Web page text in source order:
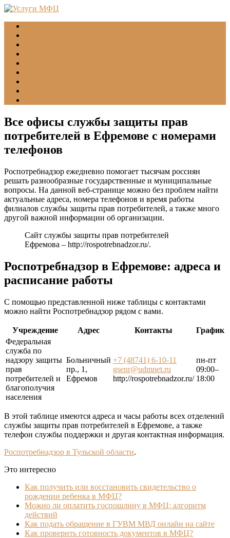
Все офисы службы защиты прав
потребителей в Ефремове с номерами
телефонов
Роспотребнадзор ежедневно помогает тысячам россиян
решать разнообразные государственные и муниципальные
вопросы. На данной веб-странице можно без проблем найти
актуальные адреса, номера телефонов и время работы
филиалов службы защиты прав потребителей, а также много
другой важной информации об организации.
Сайт службы защиты прав потребителей
Ефремова – http://rospotrebnadzor.ru/.
Роспотребнадзор в Ефремове: адреса и
расписание работы
С помощью представленной ниже таблицы с контактами
можно найти Роспотребнадзор рядом с вами.
Учреждение Адрес Контакты
График
Федеральная
служба по
надзору защиты
прав
потребителей и
благополучия
населения
Больничный
пр., 1,
Ефремов
+7 (48741) 6-10-11
gsenr@udmnet.ru
http://rospotrebnadzor.ru/
пн-пт
09:00–
18:00
В этой таблице имеются адреса и часы работы всех отделений
службы защиты прав потребителей в Ефремове, а также
телефон службы поддержки и другая контактная информация.
Роспотребнадзор в Тульской области.
Это интересно
Как получить или восстановить свидетельство о
рождении ребенка в МФЦ?
Можно ли оплатить госпошлину в МФЦ: алгоритм
действий
Как подать обращение в ГУВМ МВД онлайн на сайте
Как проверить готовность документов в МФЦ?